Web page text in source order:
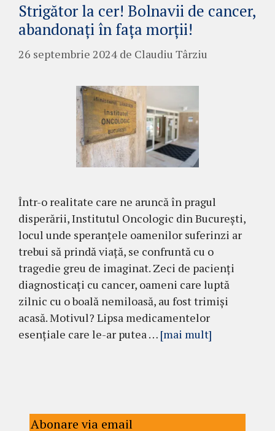
Strigător la cer! Bolnavii de cancer,
abandonați în fața morții!
26 septembrie 2024 de Claudiu Târziu
Într-o realitate care ne aruncă în pragul
disperării, Institutul Oncologic din București,
locul unde speranțele oamenilor suferinzi ar
trebui să prindă viață, se confruntă cu o
tragedie greu de imaginat. Zeci de pacienți
diagnosticați cu cancer, oameni care luptă
zilnic cu o boală nemiloasă, au fost trimiși
acasă. Motivul? Lipsa medicamentelor
esențiale care le-ar putea … [mai mult]
Abonare via email